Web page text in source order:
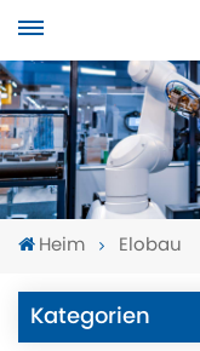
Heim Elobau
Kategorien